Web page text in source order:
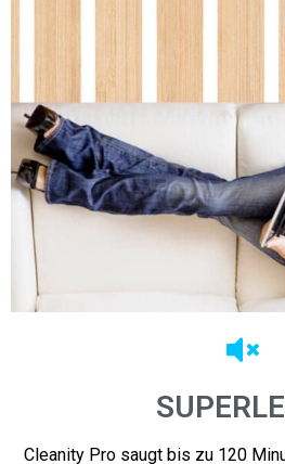
Cleanity Pro saugt bis zu 120